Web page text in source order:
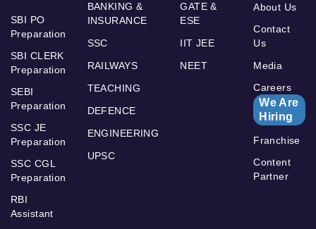
SBI PO
Preparation
SBI CLERK
Preparation
SEBI
Preparation
SSC JE
Preparation
SSC CGL
Preparation
RBI
Assistant
BANKING &
INSURANCE
SSC
RAILWAYS
TEACHING
DEFENCE
ENGINEERING
UPSC
GATE &
ESE
IIT JEE
NEET
About Us
Contact
Us
Media
Careers
We Are
Hiring
Franchise
Content
Partner